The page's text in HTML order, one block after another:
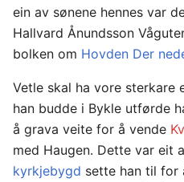
ein av sønene hennes var
Hallvard Ånundsson
bolken om Hovden Der
Vetle skal ha vore sterkare
han budde i Bykle utførde
å grava veite for å vende
med Haugen. Dette var eit
kyrkjebygd sette han til for